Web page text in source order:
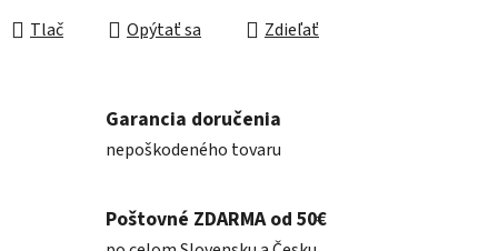
Tlač Opýtať sa Zdieľať
Garancia doručenia
nepoškodeného tovaru
Poštovné ZDARMA od 50€